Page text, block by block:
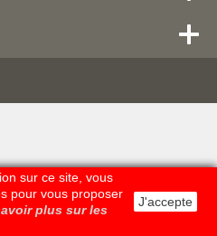
sur ce site, vous
pour vous proposer
plus sur les
J'accepte